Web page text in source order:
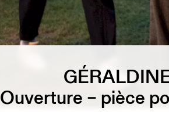
Ouverture – pièce